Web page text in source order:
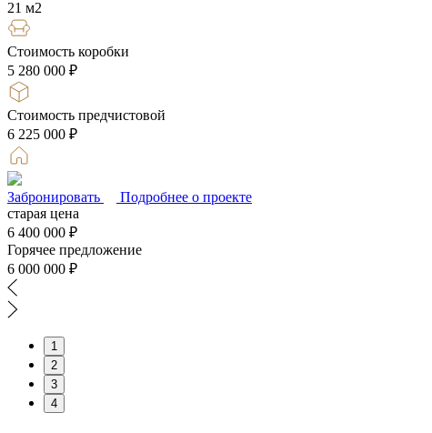
21 м2
Стоимость коробки
5 280 000 ₽
Стоимость предчистовой
6 225 000 ₽
Забронировать
Подробнее о проекте
старая цена
6 400 000 ₽
Горячее предложение
6 000 000 ₽
1
2
3
4